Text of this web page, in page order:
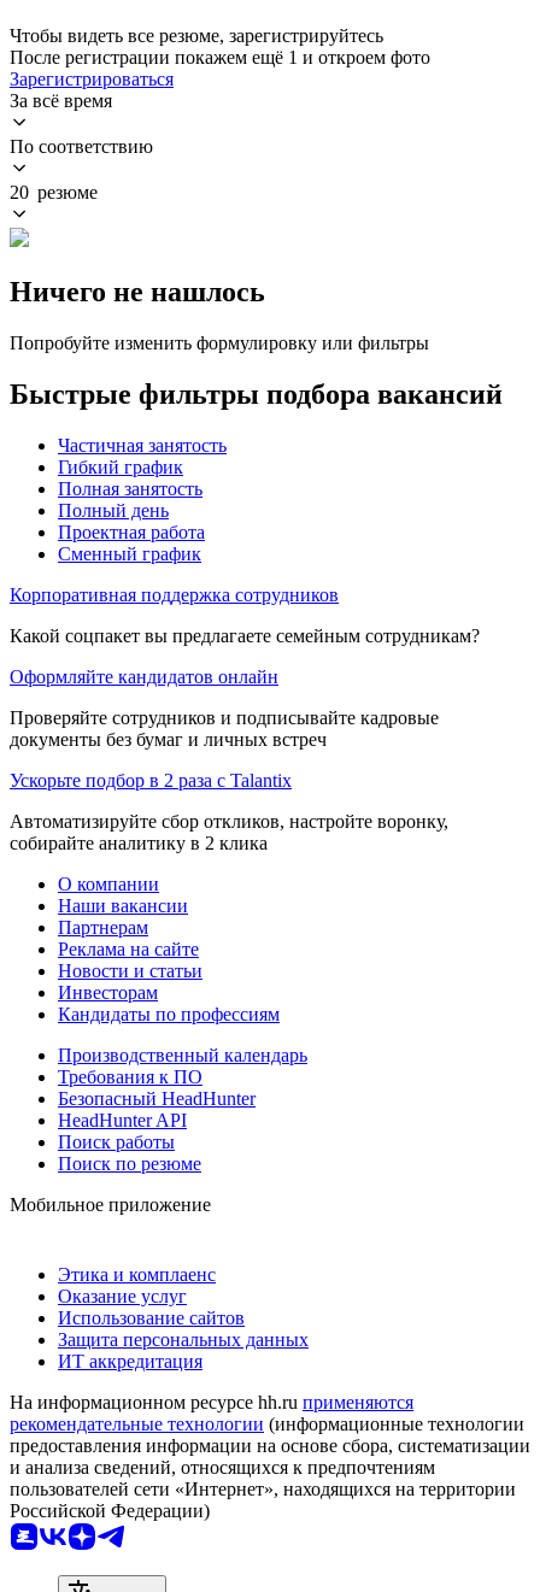
Чтобы видеть все резюме, зарегистрируйтесь
После регистрации покажем ещё 1 и откроем фото
Зарегистрироваться
За всё время
По соответствию
20 резюме
Ничего не нашлось
Попробуйте изменить формулировку или фильтры
Быстрые фильтры подбора вакансий
Частичная занятость
Гибкий график
Полная занятость
Полный день
Проектная работа
Сменный график
Корпоративная поддержка сотрудников
Какой соцпакет вы предлагаете семейным сотрудникам?
Оформляйте кандидатов онлайн
Проверяйте сотрудников и подписывайте кадровые
документы без бумаг и личных встреч
Ускорьте подбор в 2 раза с Talantix
Автоматизируйте сбор откликов, настройте воронку,
собирайте аналитику в 2 клика
О компании
Наши вакансии
Партнерам
Реклама на сайте
Новости и статьи
Инвесторам
Кандидаты по профессиям
Производственный календарь
Требования к ПО
Безопасный HeadHunter
HeadHunter API
Поиск работы
Поиск по резюме
Мобильное приложение
Этика и комплаенс
Оказание услуг
Использование сайтов
Защита персональных данных
ИТ аккредитация
На информационном ресурсе hh.ru применяются
рекомендательные технологии (информационные технологии
предоставления информации на основе сбора, систематизации
и анализа сведений, относящихся к предпочтениям
пользователей сети «Интернет», находящихся на территории
Российской Федерации)